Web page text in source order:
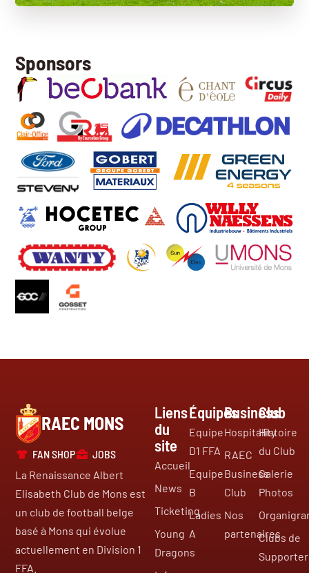
Sponsors
RAEC MONS
FAN SHOP
JOBS
La Renaissance Albert
Elisabeth Club de Mons est
un club de football belge
basé à Mons qui évolue
actuellement en Division 1
FFA.
Liens
du
site
Accueil
News
Ticketing
Young
Dragons
Équipes
Equipe
D1 FFA
Equipe
B
Ladies
A
Business
Hospitality
RAEC
Business
Club
Nos
partenaires
Club
Histoire
du Club
Galerie
Photos
Clubs de